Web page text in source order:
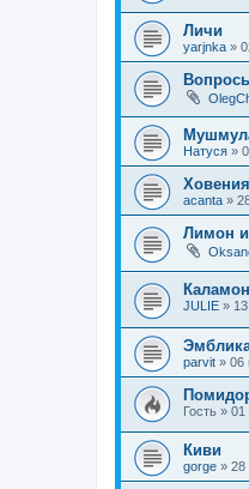
Личи
yarjnka »
Натуся »
acanta »
Лимон
JULIE »
parvit » 06
Гость » 01
Киви
gorge » 28